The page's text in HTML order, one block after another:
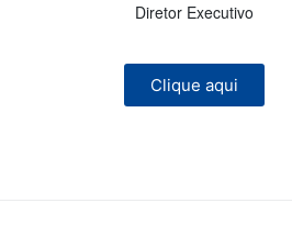
Diretor Executivo
Clique aqui